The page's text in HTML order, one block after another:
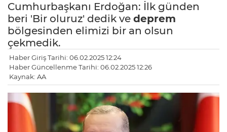
Cumhurbaşkanı Erdoğan: İlk günden
beri 'Bir oluruz' dedik ve deprem
bölgesinden elimizi bir an olsun
çekmedik.
Haber Giriş Tarihi: 06.02.2025 12:24
Haber Güncellenme Tarihi: 06.02.2025 12:26
Kaynak: AA